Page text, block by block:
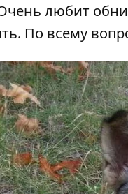
любит
По всему